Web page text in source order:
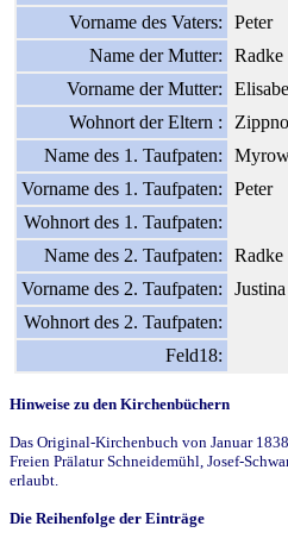
Vorname des Vaters:
Peter
Name der Mutter:
Radke
Vorname der Mutter:
Wohnort der Eltern :
Name des 1. Taufpaten:
Vorname des 1. Taufpaten:
Peter
Wohnort des 1. Taufpaten:
Name des 2. Taufpaten:
Radke
Vorname des 2. Taufpaten:
Justina
Wohnort des 2. Taufpaten:
Feld18:
Hinweise zu den Kirchenbüchern
Das Original-Kirchenbuch von Januar
Freien Prälatur Schneidemühl, Josef-
erlaubt.
Die Reihenfolge der Einträge